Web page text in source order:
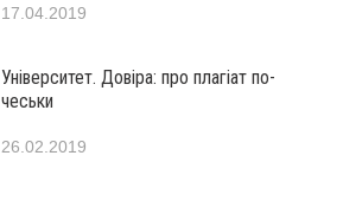
17.04.2019
Університет. Довіра: про плагіат по-
чеськи
26.02.2019